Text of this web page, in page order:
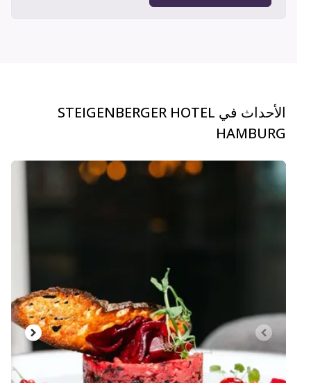
الأحداث في STEIGENBERGER HOTEL
HAMBURG
carousel.aria_current_slide